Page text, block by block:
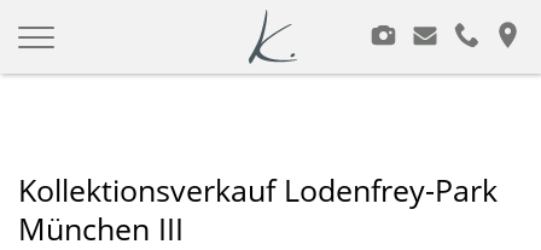
Zum
Modeagentur Kimpfler
Kollektionsverkauf Lodenfrey-Park
München III